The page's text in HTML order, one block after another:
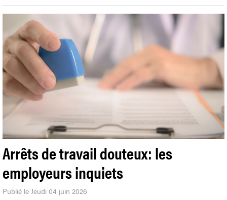
Arrêts de travail douteux: les
employeurs inquiets
Publié le Jeudi 04 juin 2026